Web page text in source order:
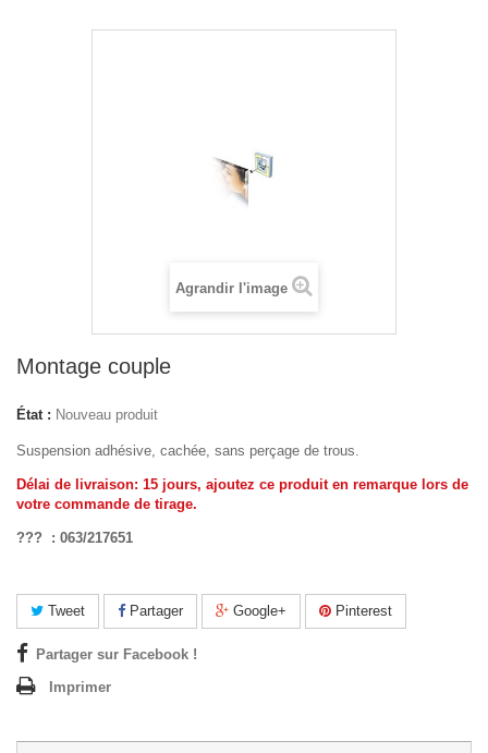
Agrandir l'image
Montage couple
État : Nouveau produit
Suspension adhésive, cachée, sans perçage de trous.
Délai de livraison: 15 jours, ajoutez ce produit en remarque lors de
votre commande de tirage.
??? : 063/217651
Tweet Partager Google+ Pinterest
Partager sur Facebook !
Imprimer